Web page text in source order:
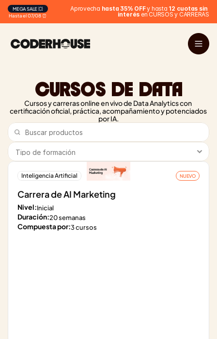
Hasta el 07/08 ⏰
MEGA SALE 💥 Aprovecha hasta 35% OFF y hasta 12 cuotas sin
interés en CURSOS y CARRERAS
CURSOS DE DATA
Cursos y carreras online en vivo de Data Analytics con
certificación oficial, práctica, acompañamiento y potenciados
por IA.
Inteligencia Artificial NUEVO
Carrera de AI Marketing
Nivel:Inicial
Duración:20 semanas
Compuesta por:3 cursos